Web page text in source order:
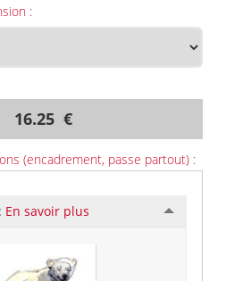
:
16.25 €
(encadrement, passe partout) :
En savoir plus